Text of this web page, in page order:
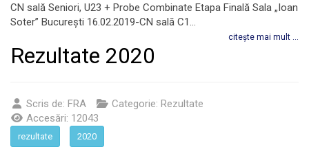
CN sală Seniori, U23 + Probe Combinate Etapa Finală Sala „Ioan
Soter” București 16.02.2019-CN sală C1...
citește mai mult ...
Rezultate 2020
Scris de: FRA Categorie: Rezultate
Accesări: 12043
rezultate 2020